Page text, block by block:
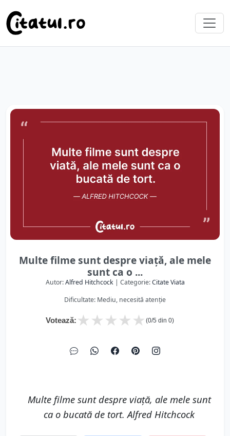
Multe filme sunt despre viață, ale mele
sunt ca o ...
Autor:Alfred Hitchcock| Categorie:Citate Viata
Dificultate: Mediu, necesită atenție
Votează: ★
★
★
★
★ (0/5 din 0)
Multe filme sunt despre viață, ale mele sunt
ca o bucată de tort. Alfred Hitchcock